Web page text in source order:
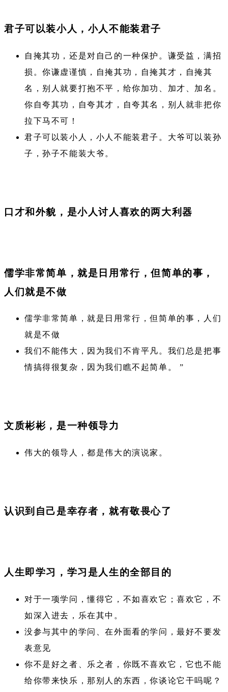
君子可以装小人，小人不能装君子
自掩其功，还是对自己的一种保护。谦受益，满招
损。你谦虚谨慎，自掩其功，自掩其才，自掩其
名，别人就要打抱不平，给你加功、加才、加名。
你自夸其功，自夸其才，自夸其名，别人就非把你
拉下马不可！
君子可以装小人，小人不能装君子。大爷可以装孙
子，孙子不能装大爷。
口才和外貌，是小人讨人喜欢的两大利器
儒学非常简单，就是日用常行，但简单的事，
人们就是不做
儒学非常简单，就是日用常行，但简单的事，人们
就是不做
我们不能伟大，因为我们不肯平凡。我们总是把事
情搞得很复杂，因为我们瞧不起简单。 ”
文质彬彬，是一种领导力
伟大的领导人，都是伟大的演说家。
认识到自己是幸存者，就有敬畏心了
人生即学习，学习是人生的全部目的
对于一项学问，懂得它，不如喜欢它；喜欢它，不
如深入进去，乐在其中。
没参与其中的学问、在外面看的学问，最好不要发
表意见
你不是好之者、乐之者，你既不喜欢它，它也不能
给你带来快乐，那别人的东西，你谈论它干吗呢？